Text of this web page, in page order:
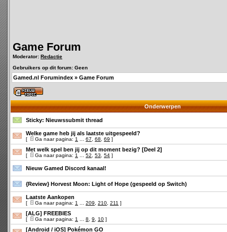
Game Forum
Moderator: Redactie
Gebruikers op dit forum: Geen
Gamed.nl Forumindex » Game Forum
Onderwerpen
Sticky: Nieuwssubmit thread
Welke game heb jij als laatste uitgespeeld?
[ Ga naar pagina: 1 67 68 69 ]
Met welk spel ben jij op dit moment bezig? [Deel 2]
[ Ga naar pagina: 1 52 53 54 ]
Nieuw Gamed Discord kanaal!
{Review} Horvest Moon: Light of Hope (gespeeld op Switch)
Laatste Aankopen
[ Ga naar pagina: 1 209 210 211 ]
[ALG] FREEBIES
[ Ga naar pagina: 1 8 9 10 ]
[Android / iOS] Pokémon GO